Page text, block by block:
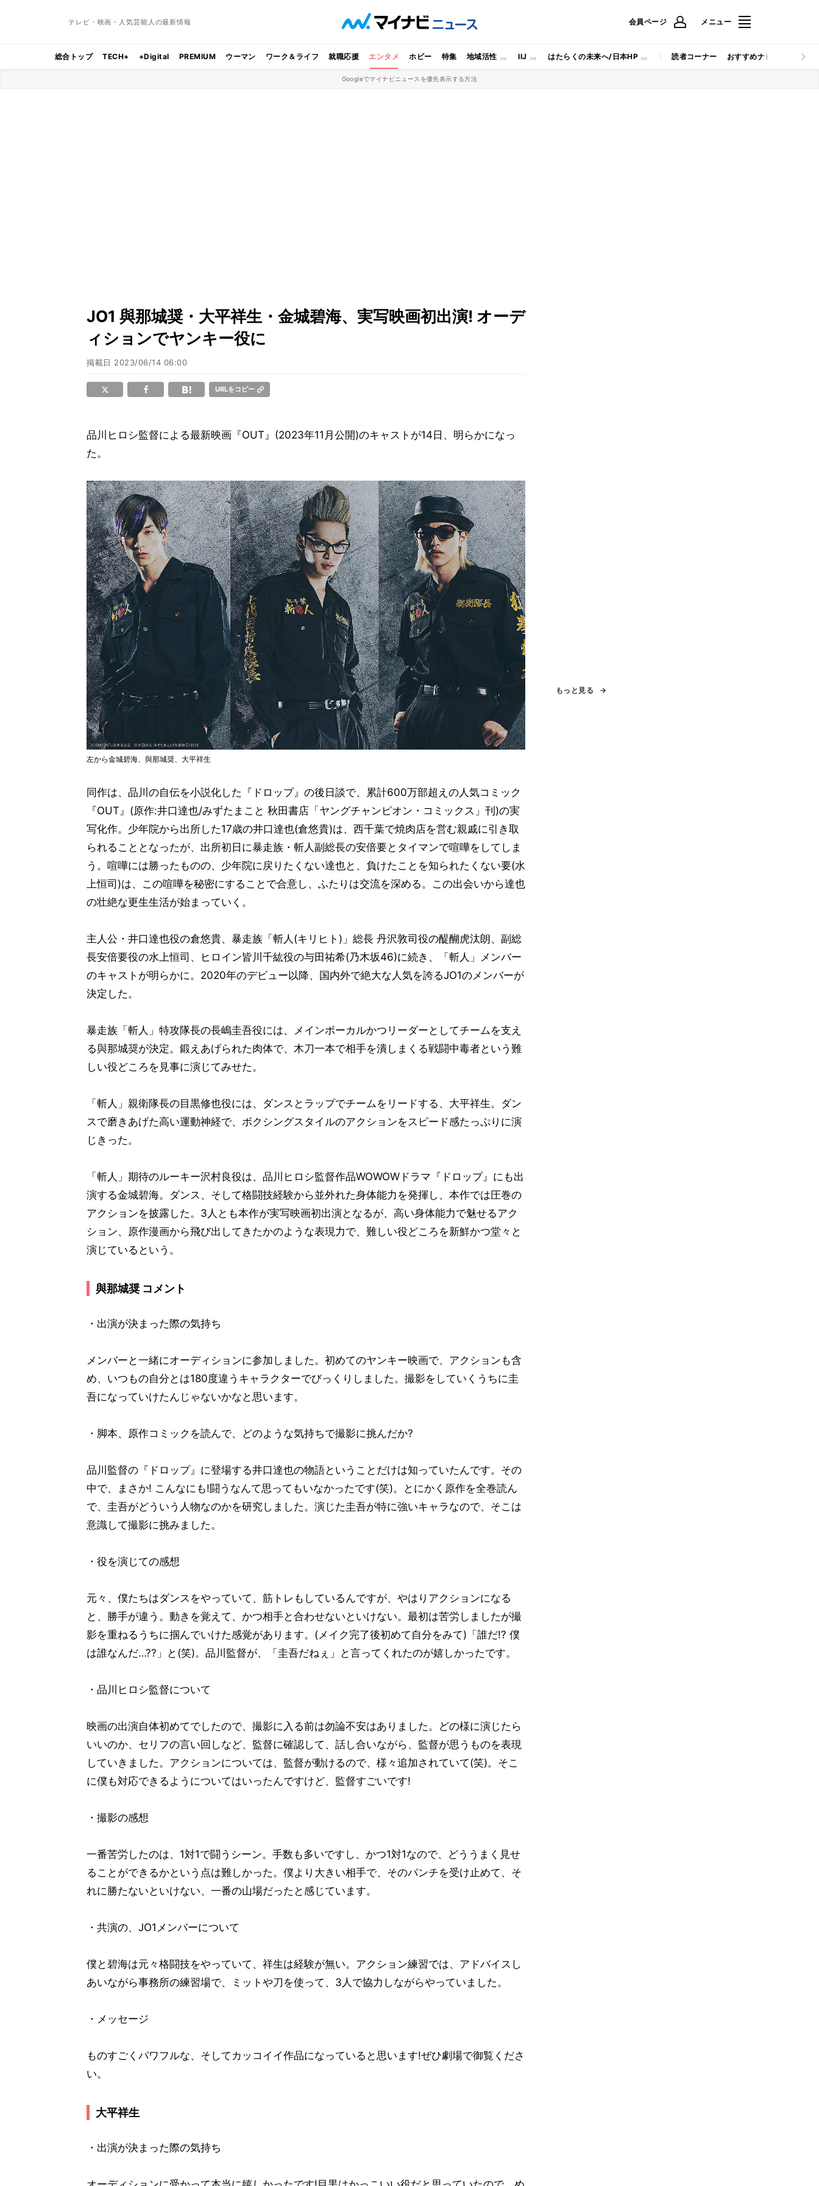
テレビ・映画・人気芸能人の最新情報 会員ページ メニュー
総合トップ TECH+ +Digital PREMIUM ウーマン ワーク＆ライフ 就職応援 エンタメ ホビー 特集 地域活性 IIJ はたらくの未来へ/日本HP 読者コーナー おすすめナビ マイナビ
Googleでマイナビニュースを優先表示する方法
JO1 與那城奨・大平祥生・金城碧海、実写映画初出演! オーデ
ィションでヤンキー役に
掲載日 2023/06/14 06:00
URLをコピー
品川ヒロシ監督による最新映画『OUT』(2023年11月公開)のキャストが14日、明らかになっ
た。
左から金城碧海、與那城奨、大平祥生
同作は、品川の自伝を小説化した『ドロップ』の後日談で、累計600万部超えの人気コミック
『OUT』(原作:井口達也/みずたまこと 秋田書店「ヤングチャンピオン・コミックス」刊)の実
写化作。少年院から出所した17歳の井口達也(倉悠貴)は、西千葉で焼肉店を営む親戚に引き取
られることとなったが、出所初日に暴走族・斬人副総長の安倍要とタイマンで喧嘩をしてしま
う。喧嘩には勝ったものの、少年院に戻りたくない達也と、負けたことを知られたくない要(水
上恒司)は、この喧嘩を秘密にすることで合意し、ふたりは交流を深める。この出会いから達也
の壮絶な更生生活が始まっていく。
主人公・井口達也役の倉悠貴、暴走族「斬人(キリヒト)」総長 丹沢敦司役の醍醐虎汰朗、副総
長安倍要役の水上恒司、ヒロイン皆川千紘役の与田祐希(乃木坂46)に続き、「斬人」メンバー
のキャストが明らかに。2020年のデビュー以降、国内外で絶大な人気を誇るJO1のメンバーが
決定した。
暴走族「斬人」特攻隊長の長嶋圭吾役には、メインボーカルかつリーダーとしてチームを支え
る與那城奨が決定。鍛えあげられた肉体で、木刀一本で相手を潰しまくる戦闘中毒者という難
しい役どころを見事に演じてみせた。
「斬人」親衛隊長の目黒修也役には、ダンスとラップでチームをリードする、大平祥生。ダン
スで磨きあげた高い運動神経で、ボクシングスタイルのアクションをスピード感たっぷりに演
じきった。
「斬人」期待のルーキー沢村良役は、品川ヒロシ監督作品WOWOWドラマ『ドロップ』にも出
演する金城碧海。ダンス、そして格闘技経験から並外れた身体能力を発揮し、本作では圧巻の
アクションを披露した。3人とも本作が実写映画初出演となるが、高い身体能力で魅せるアク
ション、原作漫画から飛び出してきたかのような表現力で、難しい役どころを新鮮かつ堂々と
演じているという。
與那城奨 コメント
・出演が決まった際の気持ち
メンバーと一緒にオーディションに参加しました。初めてのヤンキー映画で、アクションも含
め、いつもの自分とは180度違うキャラクターでびっくりしました。撮影をしていくうちに圭
吾になっていけたんじゃないかなと思います。
・脚本、原作コミックを読んで、どのような気持ちで撮影に挑んだか?
品川監督の『ドロップ』に登場する井口達也の物語ということだけは知っていたんです。その
中で、まさか! こんなにも!闘うなんて思ってもいなかったです(笑)。とにかく原作を全巻読ん
で、圭吾がどういう人物なのかを研究しました。演じた圭吾が特に強いキャラなので、そこは
意識して撮影に挑みました。
・役を演じての感想
元々、僕たちはダンスをやっていて、筋トレもしているんですが、やはりアクションになる
と、勝手が違う。動きを覚えて、かつ相手と合わせないといけない。最初は苦労しましたが撮
影を重ねるうちに掴んでいけた感覚があります。(メイク完了後初めて自分をみて)「誰だ!? 僕
は誰なんだ…??」と(笑)。品川監督が、「圭吾だねぇ」と言ってくれたのが嬉しかったです。
・品川ヒロシ監督について
映画の出演自体初めてでしたので、撮影に入る前は勿論不安はありました。どの様に演じたら
いいのか、セリフの言い回しなど、監督に確認して、話し合いながら、監督が思うものを表現
していきました。アクションについては、監督が動けるので、様々追加されていて(笑)。そこ
に僕も対応できるようについてはいったんですけど、監督すごいです!
・撮影の感想
一番苦労したのは、1対1で闘うシーン。手数も多いですし、かつ1対1なので、どううまく見せ
ることができるかという点は難しかった。僕より大きい相手で、そのパンチを受け止めて、そ
れに勝たないといけない、一番の山場だったと感じています。
・共演の、JO1メンバーについて
僕と碧海は元々格闘技をやっていて、祥生は経験が無い。アクション練習では、アドバイスし
あいながら事務所の練習場で、ミットや刀を使って、3人で協力しながらやっていました。
・メッセージ
ものすごくパワフルな、そしてカッコイイ作品になっていると思います!ぜひ劇場で御覧くださ
い。
大平祥生
・出演が決まった際の気持ち
もっと見る